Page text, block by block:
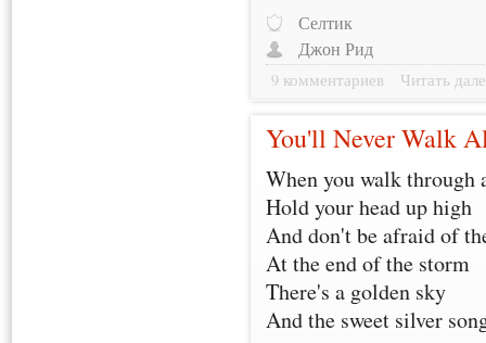
Селтик
Джон Рид
9 комментариев Читать
You'll Never Walk
When you walk through
Hold your head up high
And don't be afraid of
At the end of the storm
There's a golden sky
And the sweet silver